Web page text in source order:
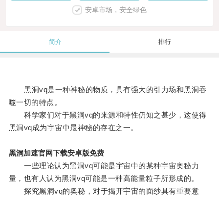
安卓市场，安全绿色
简介 排行
黑洞vq是一种神秘的物质，具有强大的引力场和黑洞吞
噬一切的特点。
科学家们对于黑洞vq的来源和特性仍知之甚少，这使得
黑洞vq成为宇宙中最神秘的存在之一。
黑洞加速官网下载安卓版免费
一些理论认为黑洞vq可能是宇宙中的某种宇宙奥秘力
量，也有人认为黑洞vq可能是一种高能量粒子所形成的。
探究黑洞vq的奥秘，对于揭开宇宙的面纱具有重要意